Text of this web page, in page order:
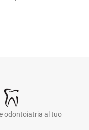
odontoiatria al tuo